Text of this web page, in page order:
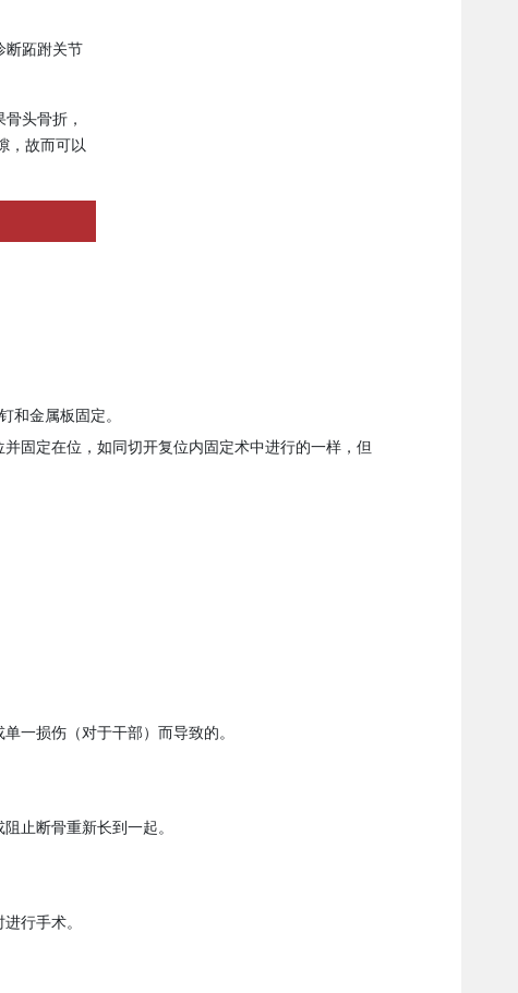
断跖跗关节
头骨折，
，故而可以
和金属板固定。
固定在位，如同切开复位内固定术中进行的一样，但
一损伤（对于干部）而导致的。
止断骨重新长到一起。
行手术。